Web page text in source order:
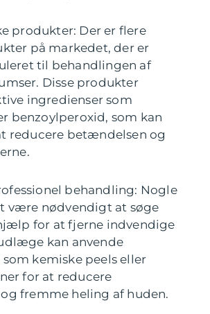
produkter: Der er flere
på markedet, der er
til behandlingen af
Disse produkter
ingredienser som
benzoylperoxid, som kan
reducere betændelsen og
behandling: Nogle
være nødvendigt at søge
for at fjerne indvendige
kan anvende
kemiske peels eller
for at reducere
fremme heling af huden.